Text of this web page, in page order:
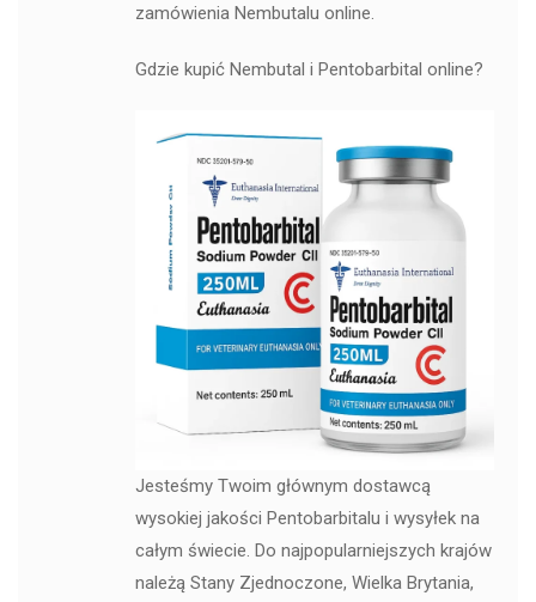
zamówienia Nembutalu online.
Gdzie kupić Nembutal i Pentobarbital online?
Jesteśmy Twoim głównym dostawcą
wysokiej jakości Pentobarbitalu i wysyłek na
całym świecie. Do najpopularniejszych krajów
należą Stany Zjednoczone, Wielka Brytania,